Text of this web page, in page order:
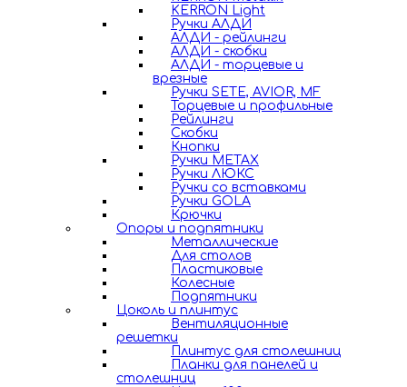
KERRON Light
Ручки АЛДИ
АЛДИ - рейлинги
АЛДИ - скобки
АЛДИ - торцевые и
врезные
Ручки SETE, AVIOR, MF
Торцевые и профильные
Рейлинги
Скобки
Кнопки
Ручки METAX
Ручки ЛЮКС
Ручки со вставками
Ручки GOLA
Крючки
Опоры и подпятники
Металлические
Для столов
Пластиковые
Колесные
Подпятники
Цоколь и плинтус
Вентиляционные
решетки
Плинтус для столешниц
Планки для панелей и
столешниц